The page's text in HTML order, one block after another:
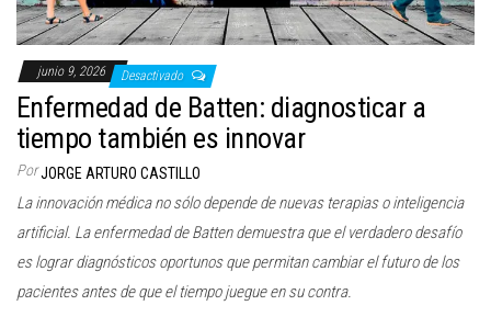
junio 9, 2026 Desactivado
Enfermedad de Batten: diagnosticar a
tiempo también es innovar
PorJORGE ARTURO CASTILLO
La innovación médica no sólo depende de nuevas terapias o inteligencia
artificial. La enfermedad de Batten demuestra que el verdadero desafío
es lograr diagnósticos oportunos que permitan cambiar el futuro de los
pacientes antes de que el tiempo juegue en su contra.